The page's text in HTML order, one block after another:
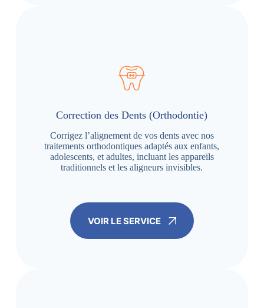
Correction des Dents (Orthodontie)
Corrigez l’alignement de vos dents avec nos
traitements orthodontiques adaptés aux enfants,
adolescents, et adultes, incluant les appareils
traditionnels et les aligneurs invisibles.
VOIR LE SERVICE